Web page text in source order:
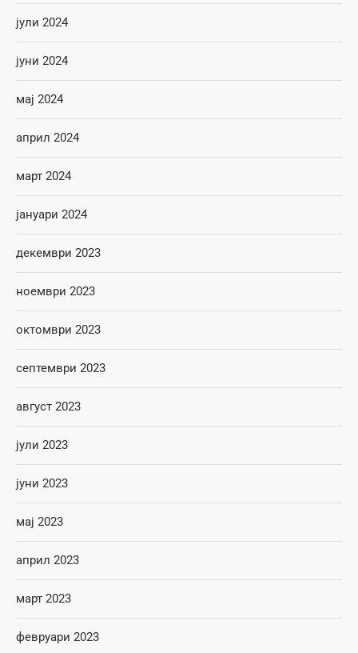
јули 2024
јуни 2024
мај 2024
април 2024
март 2024
јануари 2024
декември 2023
ноември 2023
октомври 2023
септември 2023
август 2023
јули 2023
јуни 2023
мај 2023
април 2023
март 2023
февруари 2023